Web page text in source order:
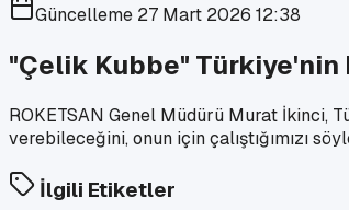
Güncelleme 27 Mart 2026 12:38
"Çelik Kubbe" Türkiye'nin
ROKETSAN Genel Müdürü Murat İkinci,
verebileceğini, onun için çalıştığımızı
İlgili Etiketler